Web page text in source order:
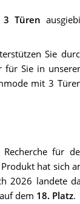
3 Türen
Sie
für Sie in
mit 3
für
hat sich
2026 landete
dem 18. Platz.